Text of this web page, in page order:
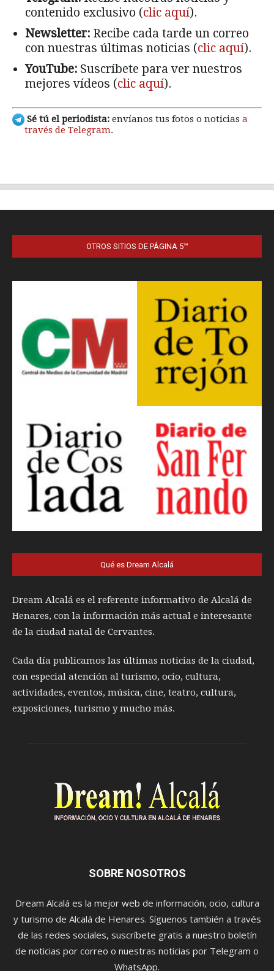
OTROS SITIOS DE PÁGINA 5™
Qué es Dream Alcalá
Dream Alcalá es el referente informativo de Alcalá de
Henares, con la información más actual e interesante
de la ciudad natal de Cervantes.
Cada día publicamos las últimas noticias de la ciudad,
con especial atención al turismo, ocio, cultura,
actividades, eventos, música, cine, teatro, cultura,
exposiciones, turismo y mucho más.
SOBRE NOSOTROS
Dream Alcalá es la mejor web de información, ocio, cultura
y turismo de Alcalá de Henares. Síguenos también a través
de las redes sociales, suscríbete gratis a nuestro boletín
de noticias por correo o nuestras noticias por Telegram o
WhatsApp.